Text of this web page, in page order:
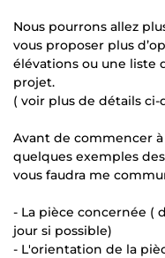
Nous pourrons allez
vous proposer plus
élévations ou une liste
projet.
( voir plus de détails ci-
Avant de commencer
quelques exemples
vous faudra me
- La pièce concernée (
jour si possible)
- L'orientation de la